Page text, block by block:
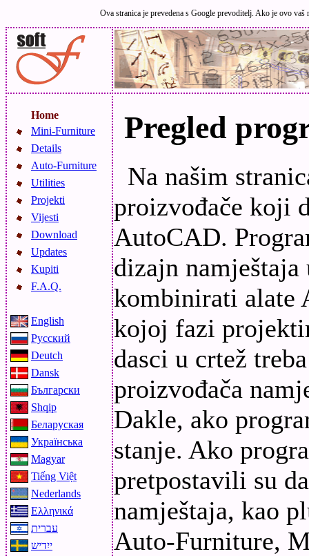
Ova stranica je prevedena s Google prevoditelj. Ako je ovo
Home
Mini-Furniture
Details
Auto-Furniture
Utilities
Projekti
Vijesti
Download
Updates
Kupiti
F.A.Q.
English
Русский
Deutch
Dansk
Български
Shqip
Беларуская
Українська
Magyar
Tiếng Việt
Nederlands
Ελληνικά
עברית
ייִדיש
Pregled
Na našim
proizvođače koji
AutoCAD.
dizajn
kombinirati alate
kojoj fazi
dasci u crtež
proizvođača
Dakle, ako
stanje. Ako
pretpostavili su
namještaja, kao
Auto-Furniture,